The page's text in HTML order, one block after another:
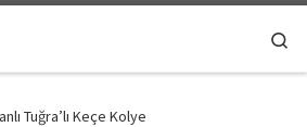
Tuğra’lı Keçe Kolye